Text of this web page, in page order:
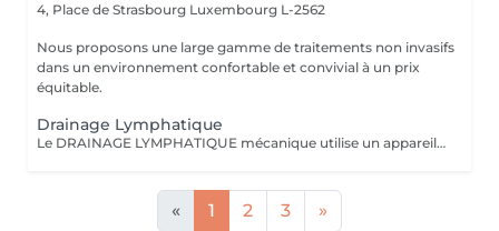
4, Place de Strasbourg Luxembourg L-2562
Nous proposons une large gamme de traitements non invasifs
dans un environnement confortable et convivial à un prix
équitable.
Drainage Lymphatique
Le DRAINAGE LYMPHATIQUE mécanique utilise un appareil pour stimuler la circulation de la lymphe pour dégonfler, détoxifier et affiner la silhouette. La LUMINOTHÉRAPIE du visage consiste à exposer la peau à des lumières LED afin de stimuler le renouvellement cellulaire et améliorer l'éclat du teint.
« 1 2 3 »